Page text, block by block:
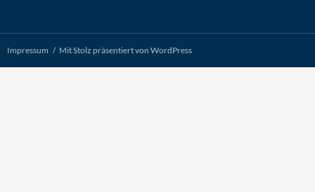
Impressum Mit Stolz präsentiert von WordPress